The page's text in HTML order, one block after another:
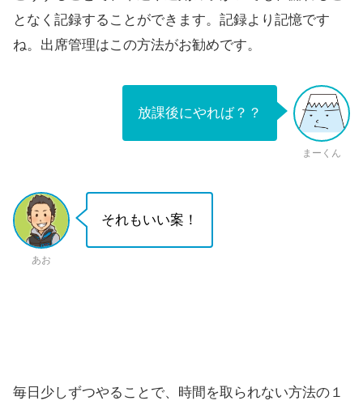
となく記録することができます。記録より記憶です
ね。出席管理はこの方法がお勧めです。
放課後にやれば？？
まーくん
あお
それもいい案！
毎日少しずつやることで、時間を取られない方法の１